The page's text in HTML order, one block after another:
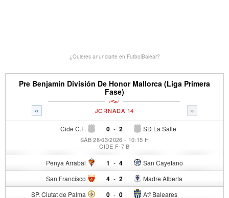
¿Quieres anunciarte en FutbolBalear?
Pre Benjamin División De Honor Mallorca (Liga Primera
Fase)
« »
JORNADA 14
Cide C.F. 0 - SD La Salle
2
SÁB 28/03/2026 - 10:15 H
CIDE F-7 B
Penya Arrabal 1 - San Cayetano
4
San Francisco 4 - Madre Alberta
2
SP. Ciutat de Palma 0 - Atº Baleares
0